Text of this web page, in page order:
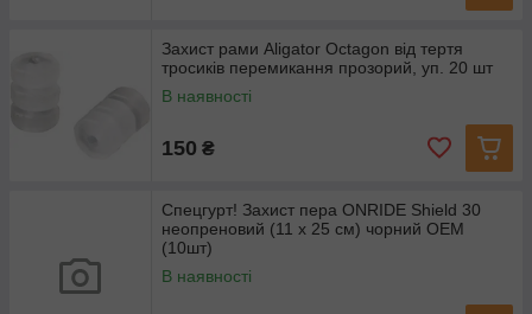
Захист рами Aligator Octagon від тертя
тросиків перемикання прозорий, уп. 20 шт
В наявності
150 ₴
Спецгурт! Захист пера ONRIDE Shield 30
неопреновий (11 x 25 см) чорний ОЕМ
(10шт)
В наявності